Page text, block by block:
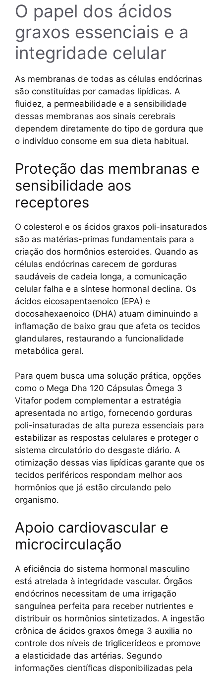
O papel dos ácidos
graxos essenciais e a
integridade celular
As membranas de todas as células endócrinas
são constituídas por camadas lipídicas. A
fluidez, a permeabilidade e a sensibilidade
dessas membranas aos sinais cerebrais
dependem diretamente do tipo de gordura que
o indivíduo consome em sua dieta habitual.
Proteção das membranas e
sensibilidade aos
receptores
O colesterol e os ácidos graxos poli-insaturados
são as matérias-primas fundamentais para a
criação dos hormônios esteroides. Quando as
células endócrinas carecem de gorduras
saudáveis de cadeia longa, a comunicação
celular falha e a síntese hormonal declina. Os
ácidos eicosapentaenoico (EPA) e
docosahexaenoico (DHA) atuam diminuindo a
inflamação de baixo grau que afeta os tecidos
glandulares, restaurando a funcionalidade
metabólica geral.
Para quem busca uma solução prática, opções
como o Mega Dha 120 Cápsulas Ômega 3
Vitafor podem complementar a estratégia
apresentada no artigo, fornecendo gorduras
poli-insaturadas de alta pureza essenciais para
estabilizar as respostas celulares e proteger o
sistema circulatório do desgaste diário. A
otimização dessas vias lipídicas garante que os
tecidos periféricos respondam melhor aos
hormônios que já estão circulando pelo
organismo.
Apoio cardiovascular e
microcirculação
A eficiência do sistema hormonal masculino
está atrelada à integridade vascular. Órgãos
endócrinos necessitam de uma irrigação
sanguínea perfeita para receber nutrientes e
distribuir os hormônios sintetizados. A ingestão
crônica de ácidos graxos ômega 3 auxilia no
controle dos níveis de triglicerídeos e promove
a elasticidade das artérias. Segundo
informações científicas disponibilizadas pela